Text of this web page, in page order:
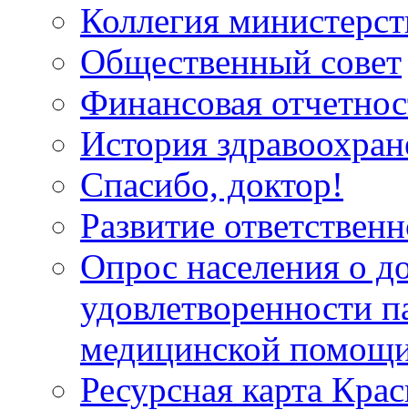
Коллегия
Общественный совет
Финансовая
История
Спасибо, доктор!
Развитие
Опрос населения о
удовлетворенности
медицинской
Ресурсная карта